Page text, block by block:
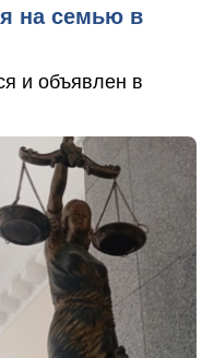
на семью в
и объявлен в